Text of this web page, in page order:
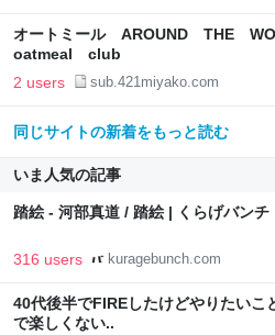
オートミール AROUND THE
oatmeal club
2 users sub.421miyako.com
同じサイトの新着をもっと読む
いま人気の記事
踏絵 - 河部真道 / 踏絵 | くらげバンチ
316 users kuragebunch.com
40代後半でFIREしたけどやりたいこ
で楽しくない..